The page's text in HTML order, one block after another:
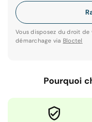
Vous disposez du droit
démarchage via Bloctel
Pourquoi